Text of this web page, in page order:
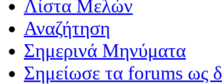
Λίστα Μελών
Αναζήτηση
Σημερινά Μηνύματα
Σημείωσε τα forums ως